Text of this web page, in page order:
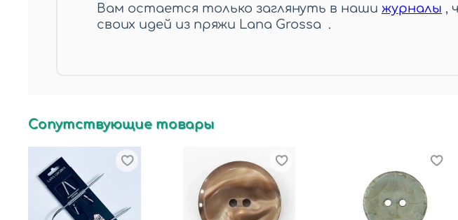
Вам остается только заглянуть в наши журналы ,
своих идей из пряжи Lana Grossa .
Сопутствующие товары